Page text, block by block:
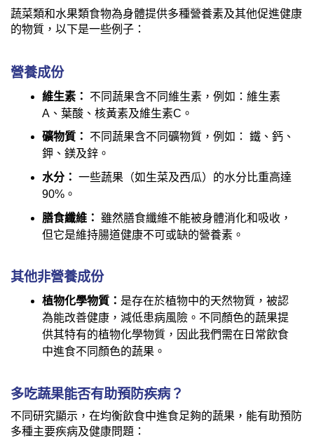
蔬菜類和水果類食物為身體提供多種營養素及其他促進健康
的物質，以下是一些例子：
營養成份
維生素： 不同蔬果含不同維生素，例如：維生素
A、葉酸、核黃素及維生素C。
礦物質： 不同蔬果含不同礦物質，例如： 鐵、鈣、
鉀、鎂及鋅。
水分： 一些蔬果（如生菜及西瓜）的水分比重高達
90%。
膳食纖維： 雖然膳食纖維不能被身體消化和吸收，
但它是維持腸道健康不可或缺的營養素。
其他非營養成份
植物化學物質： 是存在於植物中的天然物質，被認
為能改善健康，減低患病風險。不同顏色的蔬果提
供其特有的植物化學物質，因此我們需在日常飲食
中進食不同顏色的蔬果。
多吃蔬果能否有助預防疾病？
不同研究顯示，在均衡飲食中進食足夠的蔬果，能有助預防
多種主要疾病及健康問題：